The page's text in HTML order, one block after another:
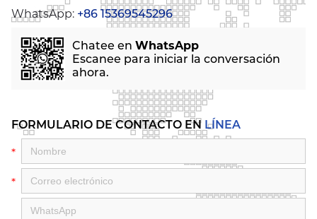
WhatsApp: +86 15369545296
Chatee en WhatsApp
Escanee para iniciar la conversación
ahora.
FORMULARIO DE CONTACTO EN LÍNEA
*
*